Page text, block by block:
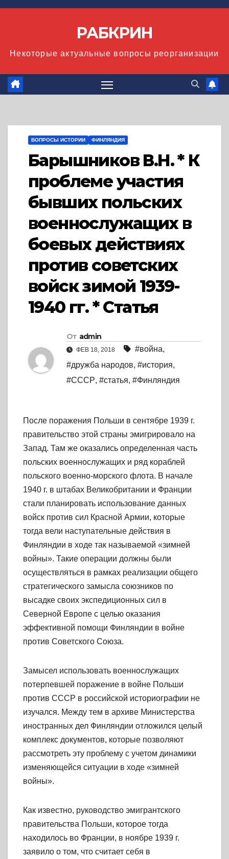
Перейти
РАБКРИН
Некоторые актуальные вопросы реорганизации
ВОПРОСЫ ИСТОРИИ ФИНЛЯНДИЯ
Барышников В.Н. * К
проблеме участия
бывших польских
военнослужащих в
боевых действиях
против советских
войск зимой 1939-
1940 гг. * Статья
От admin
ФЕВ 18, 2018 #война,
#дружба народов, #история,
#СССР, #статья, #Финляндия
После поражения Польши в сентябре 1939 г.
правительство этой страны эмигрировало на
Запад. Там же оказались определенная часть
польских военнослужащих и ряд кораблей
польского военно-морского флота. В начале
1940 г. в штабах Великобритании и Франции
стали планировать использование данных
войск против сил Красной Армии, которые
тогда вели наступательные действия в
Финляндии в ходе так называемой «зимней
войны». Такие операции должны были
осуществляться в рамках реализации общего
стратегического замысла союзников по
высадке своих экспедиционных сил в
Северной Европе с целью оказания
эффективной помощи Финляндии в войне
против Советского Союза.
Замысел использовать военнослужащих
потерпевшей поражение в войне Польши
против СССР в российской историографии не
изучался. Между тем в архиве Министерства
иностранных дел Финляндии отложился целый
комплекс документов, которые позволяют
рассмотреть эту проблему с учетом динамики
изменяющейся ситуации в ходе «зимней
войны».
Как известно, руководство эмигрантского
правительства Польши, которое тогда
находилось во Франции, в ноябре 1939 г.
заявило о том, что считает себя в